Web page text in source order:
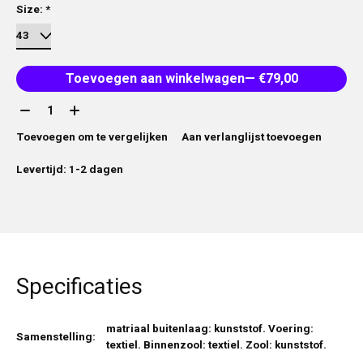
Size: *
Toevoegen aan winkelwagen
— €79,00
Aantal:
Toevoegen om te vergelijken
Aan verlanglijst toevoegen
Levertijd: 1-2 dagen
Specificaties
Samenstelling:
matriaal buitenlaag: kunststof. Voering:
textiel. Binnenzool: textiel. Zool: kunststof.